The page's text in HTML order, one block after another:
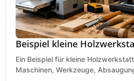
Beispiel kleine
Ein Beispiel für kleine
Maschinen, Werkzeuge,